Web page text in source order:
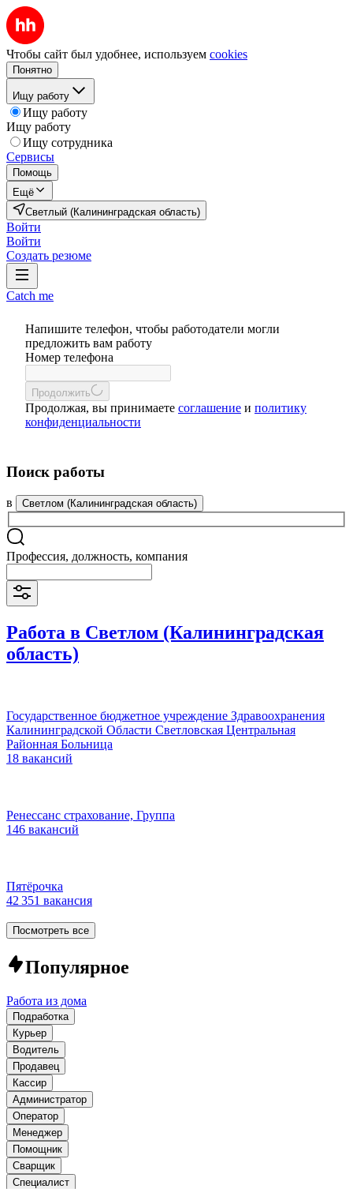
Чтобы сайт был удобнее, используем cookies
Понятно
Ищу работу
Ищу работу
Ищу работу
Ищу сотрудника
Сервисы
Помощь
Ещё
Светлый (Калининградская область)
Войти
Войти
Создать резюме
Catch me
Напишите телефон, чтобы работодатели могли
предложить вам работу
Номер телефона
Продолжить
Продолжая, вы принимаете соглашение и политику
конфиденциальности
Поиск работы
в Светлом (Калининградская область)
Профессия, должность, компания
Работа в Светлом (Калининградская
область)
Государственное бюджетное учреждение Здравоохранения
Калининградской Области Светловская Центральная
Районная Больница
18 вакансий
Ренессанс cтрахование, Группа
146 вакансий
Пятёрочка
42 351 вакансия
Посмотреть все
Популярное
Работа из дома
Подработка
Курьер
Водитель
Продавец
Кассир
Администратор
Оператор
Менеджер
Помощник
Сварщик
Специалист